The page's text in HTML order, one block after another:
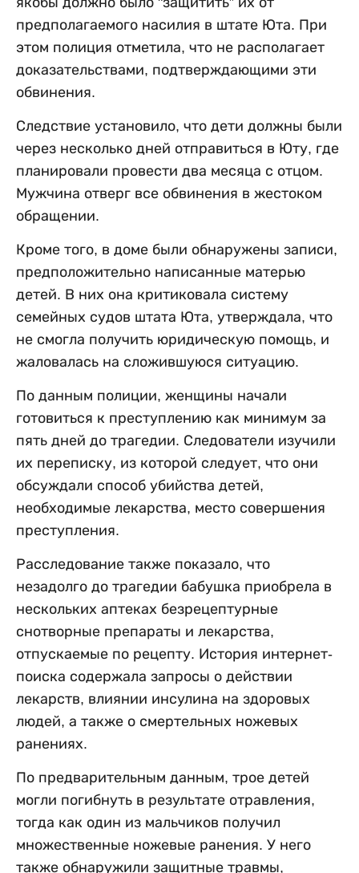
предполагаемого насилия в штате Юта. При
этом полиция отметила, что не располагает
доказательствами, подтверждающими эти
обвинения.
Следствие установило, что дети должны были
через несколько дней отправиться в Юту, где
планировали провести два месяца с отцом.
Мужчина отверг все обвинения в жестоком
обращении.
Кроме того, в доме были обнаружены записи,
предположительно написанные матерью
детей. В них она критиковала систему
семейных судов штата Юта, утверждала, что
не смогла получить юридическую помощь, и
жаловалась на сложившуюся ситуацию.
По данным полиции, женщины начали
готовиться к преступлению как минимум за
пять дней до трагедии. Следователи изучили
их переписку, из которой следует, что они
обсуждали способ убийства детей,
необходимые лекарства, место совершения
преступления.
Расследование также показало, что
незадолго до трагедии бабушка приобрела в
нескольких аптеках безрецептурные
снотворные препараты и лекарства,
отпускаемые по рецепту. История интернет-
поиска содержала запросы о действии
лекарств, влиянии инсулина на здоровых
людей, а также о смертельных ножевых
ранениях.
По предварительным данным, трое детей
могли погибнуть в результате отравления,
тогда как один из мальчиков получил
множественные ножевые ранения. У него
также обнаружили защитные травмы,